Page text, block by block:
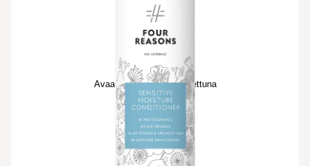
Avaa tuotekuva suurennettuna